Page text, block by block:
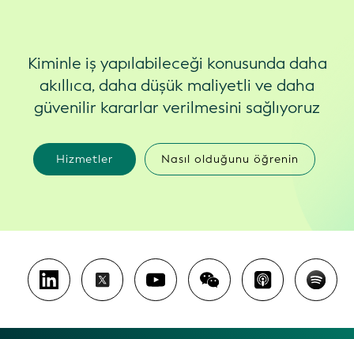
Kiminle iş yapılabileceği konusunda daha
akıllıca, daha düşük maliyetli ve daha
güvenilir kararlar verilmesini sağlıyoruz
Hizmetler Nasıl olduğunu öğrenin